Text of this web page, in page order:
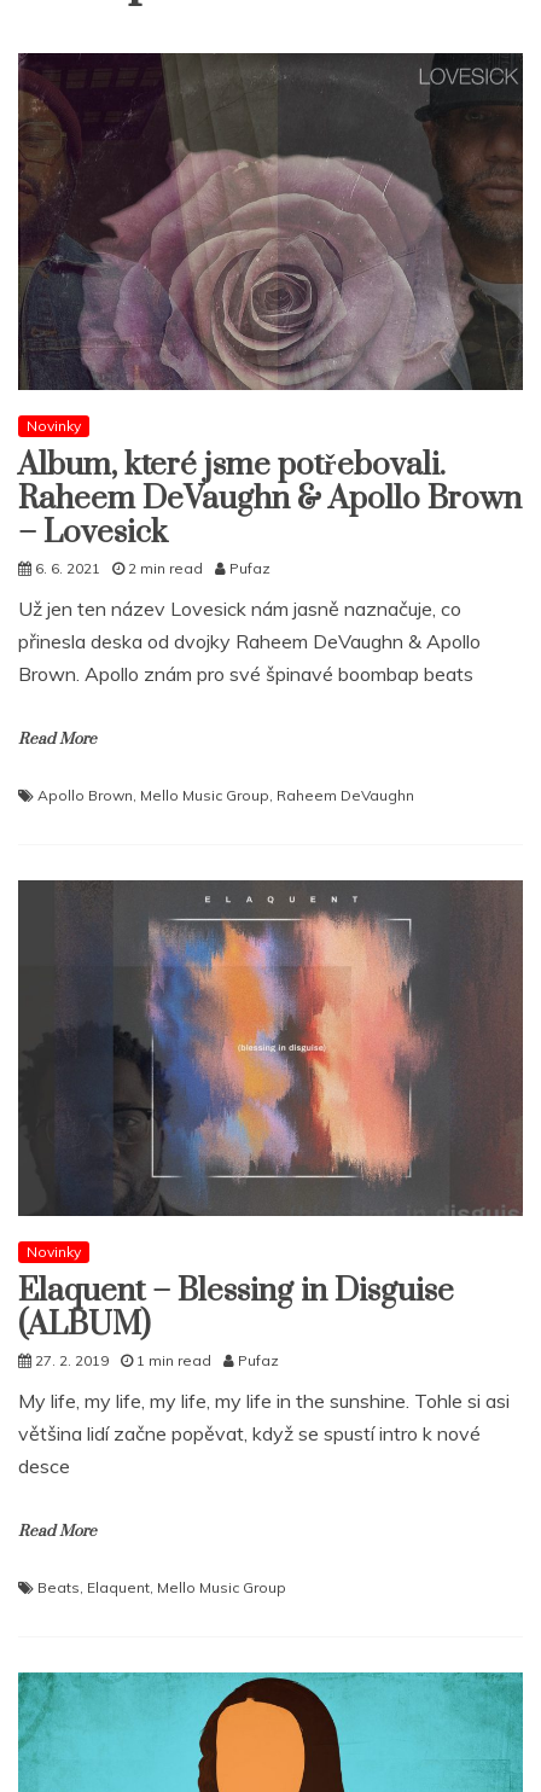
Novinky
Album, které jsme potřebovali.
Raheem DeVaughn & Apollo Brown
– Lovesick
6. 6. 2021 2 min read Pufaz
Už jen ten název Lovesick nám jasně naznačuje, co
přinesla deska od dvojky Raheem DeVaughn & Apollo
Brown. Apollo znám pro své špinavé boombap beats
Read More
Apollo Brown Mello Music Group Raheem DeVaughn
Novinky
Elaquent – Blessing in Disguise
(ALBUM)
27. 2. 2019 1 min read Pufaz
My life, my life, my life, my life in the sunshine. Tohle si asi
většina lidí začne popěvat, když se spustí intro k nové
desce
Read More
Beats, Elaquent, Mello Music Group